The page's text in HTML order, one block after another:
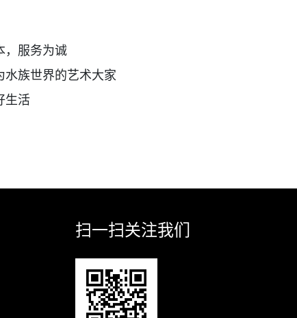
，服务为诚
族世界的艺术大家
生活
扫一扫关注我们